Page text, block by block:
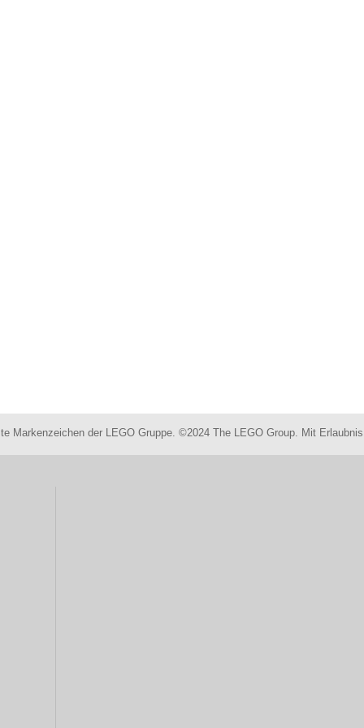
Markenzeichen der LEGO Gruppe. ©2024 The LEGO Group. Mit Erlaubnis